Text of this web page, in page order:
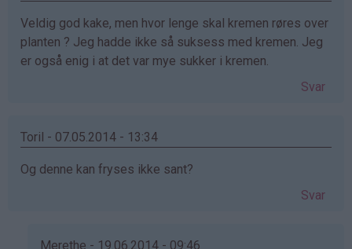
Veldig god kake, men hvor lenge skal kremen røres over
planten ? Jeg hadde ikke så suksess med kremen. Jeg
er også enig i at det var mye sukker i kremen.
Svar
Toril - 07.05.2014 - 13:34
Og denne kan fryses ikke sant?
Svar
Merethe - 19.06.2014 - 09:46